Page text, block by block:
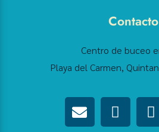
Contacto
Centro de buceo
Playa del Carmen,
E
n
W
h
F
a